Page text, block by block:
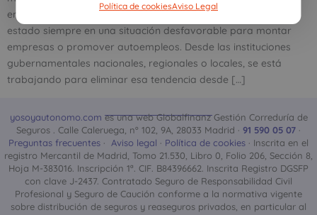
Política de cookiesAviso Legal
entre el éxito o el fracaso de un negocio. Las mujeres han
estado siempre en una situación desfavorable para montar
empresas o promover autoempleos. Desde las instituciones
gubernamentales nacionales, regionales o locales, se está
trabajando para eliminar esa tendencia desde […]
yosoyautonomo.com es una web Globalfinanz Gestión Correduría de
Seguros . Calle Caleruega, nº 102, 9A, 28033 Madrid · 91 590 05 07 ·
Preguntas frecuentes · Aviso legal · Política de cookies · Inscrita en el
registro Mercantil de Madrid, Tomo 21.530, Libro 0, Folio 206, Sección 8,
Hoja M-383016. Inscripción 1ª. CIF. B84396662. Inscrita Registro DGSFP
con clave J-2437. Contratado Seguro de Responsabilidad Civil
Profesional y Seguro de Caución conforme a la normativa vigente
sobre distribución de seguros y reaseguros privados, en particular al